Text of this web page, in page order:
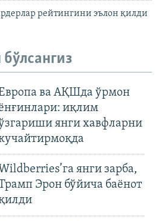
рейтингини эълон қилди
ва АҚШда ўрмон
иқлим
янги хавфларни
янги зарба,
Эрон бўйича баёнот